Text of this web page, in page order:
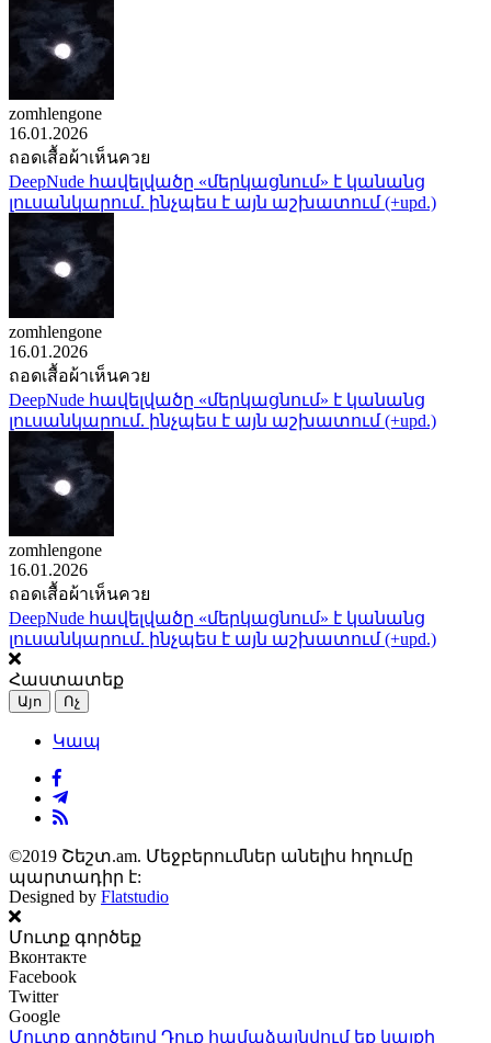
zomhlengone
16.01.2026
ถอดเสื้อผ้าเห็นควย
DeepNude հավելվածը «մերկացնում» է կանանց
լուսանկարում. ինչպես է այն աշխատում (+upd.)
zomhlengone
16.01.2026
ถอดเสื้อผ้าเห็นควย
DeepNude հավելվածը «մերկացնում» է կանանց
լուսանկարում. ինչպես է այն աշխատում (+upd.)
zomhlengone
16.01.2026
ถอดเสื้อผ้าเห็นควย
DeepNude հավելվածը «մերկացնում» է կանանց
լուսանկարում. ինչպես է այն աշխատում (+upd.)
Հաստատեք
Այո Ոչ
Կապ
©2019 Շեշտ.am. Մեջբերումներ անելիս հղումը
պարտադիր է:
Designed by Flatstudio
Մուտք գործեք
Вконтакте
Facebook
Twitter
Google
Մուտք գործելով Դուք համաձայնվում եք կայքի